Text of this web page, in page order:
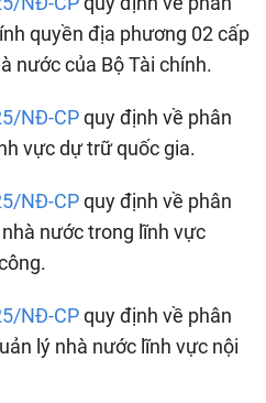
quyền địa phương 02 cấp
nước của Bộ Tài chính.
NĐ-CPquy định về phân
vực dự trữ quốc gia.
NĐ-CPquy định về phân
nước trong lĩnh vực
NĐ-CPquy định về phân
lý nhà nước lĩnh vực nội